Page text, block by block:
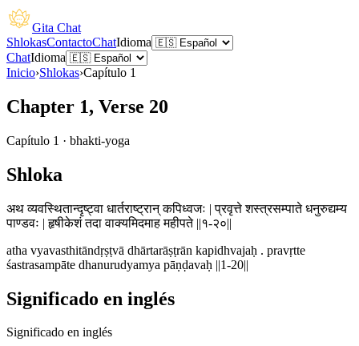
Gita Chat
ShlokasContactoChatIdioma
ChatIdioma
Inicio›Shlokas›Capítulo 1
Chapter 1, Verse 20
Capítulo 1 · bhakti-yoga
Shloka
अथ व्यवस्थितान्दृष्ट्वा धार्तराष्ट्रान् कपिध्वजः | प्रवृत्ते शस्त्रसम्पाते धनुरुद्यम्य
पाण्डवः | हृषीकेशं तदा वाक्यमिदमाह महीपते ||१-२०||
atha vyavasthitāndṛṣṭvā dhārtarāṣṭrān kapidhvajaḥ . pravṛtte
śastrasampāte dhanurudyamya pāṇḍavaḥ ||1-20||
Significado en inglés
Significado en inglés